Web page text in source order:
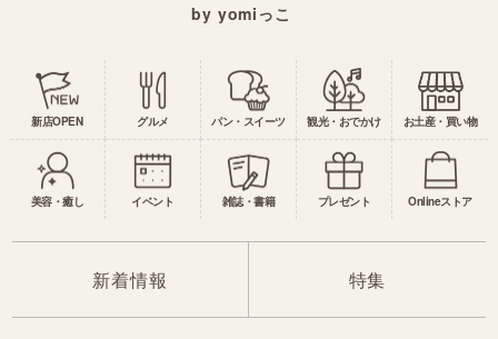
by yomiっこ
新店OPEN グルメ パン・スイーツ 観光・おでかけ お土産・買い物
美容・癒し イベント 雑誌・書籍 プレゼント Onlineストア
新着情報 特集